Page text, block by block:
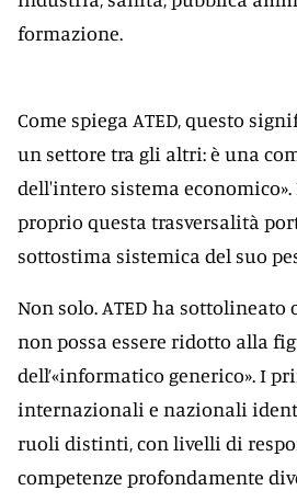
formazione.
Come spiega ATED, questo
un settore tra gli altri: è una
dell'intero sistema economico».
proprio questa trasversalità
sottostima sistemica del suo
Non solo. ATED ha sottolineato
non possa essere ridotto alla
dell’«informatico generico». I
internazionali e nazionali
ruoli distinti, con livelli di
competenze profondamente